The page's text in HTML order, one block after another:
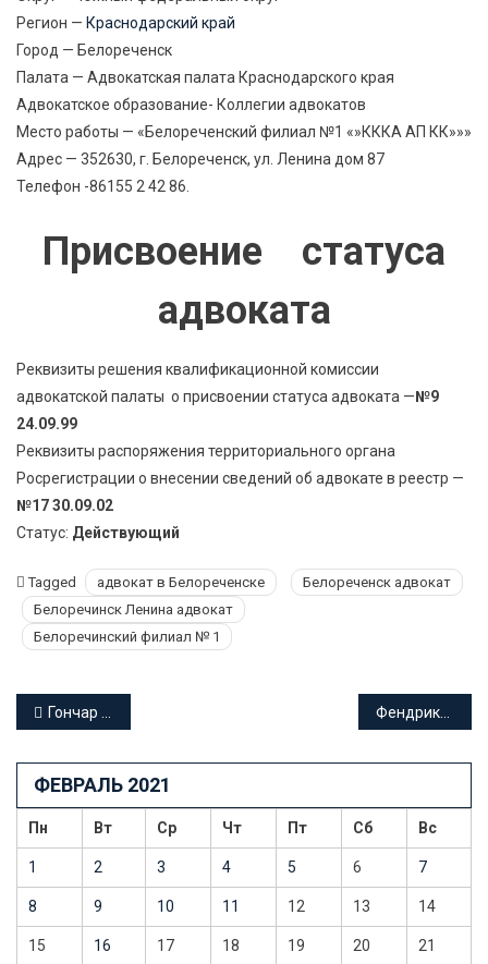
Регион — Краснодарский край
Город — Белореченск
Палата — Адвокатская палата Краснодарского края
Адвокатское образование- Коллегии адвокатов
Место работы — «Белореченский филиал №1 «»КККА АП КК»»»
Адрес — 352630, г. Белореченск, ул. Ленина дом 87
Телефон -86155 2 42 86.
Присвоение статуса
адвоката
Реквизиты решения квалификационной комиссии
адвокатской палаты о присвоении статуса адвоката —№9
24.09.99
Реквизиты распоряжения территориального органа
Росрегистрации о внесении сведений об адвокате в реестр —
№17 30.09.02
Статус: Действующий
Tagged адвокат в Белореченске
Белореченск адвокат
Белоречинск Ленина адвокат
Белоречинский филиал № 1
Навигация
по
записям
Гончар Ирина Георгиевна адвокат Краснодарского края Фендриков Александр Борисович адвокат Краснодарского края
ФЕВРАЛЬ 2021
Пн Вт Ср Чт Пт Сб Вс
1 2 3 4 5 6 7
8 9 10 11 12 13 14
15 16 17 18 19 20 21